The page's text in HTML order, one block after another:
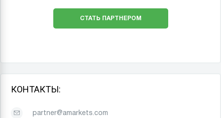
СТАТЬ ПАРТНЕРОМ
КОНТАКТЫ:
partner@amarkets.com